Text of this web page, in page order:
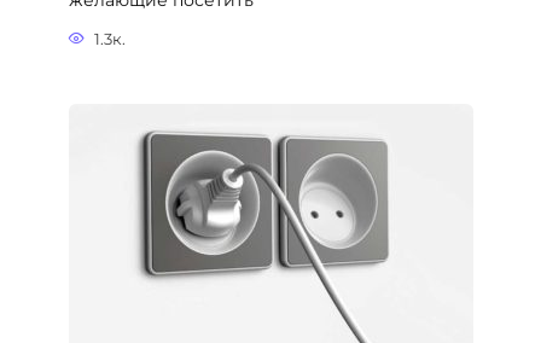
Пакуя чемоданы в путешествие на Бали,
хочется продумать